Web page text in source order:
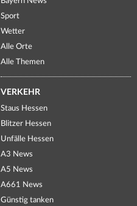
Sport
Wetter
Alle Orte
Alle Themen
VERKEHR
Staus Hessen
Blitzer Hessen
Unfälle Hessen
A3 News
A5 News
A661 News
Günstig tanken